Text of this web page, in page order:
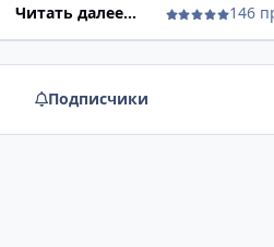
Читать далее... 146
Подписчики